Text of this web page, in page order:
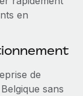
RH à
des
en
de
sans